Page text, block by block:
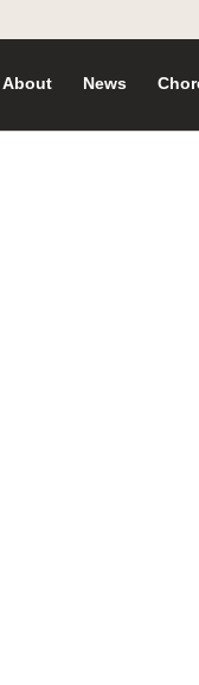
About News